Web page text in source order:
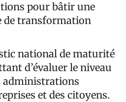
pour bâtir une
de transformation
national de maturité
d’évaluer le niveau
administrations
et des citoyens.